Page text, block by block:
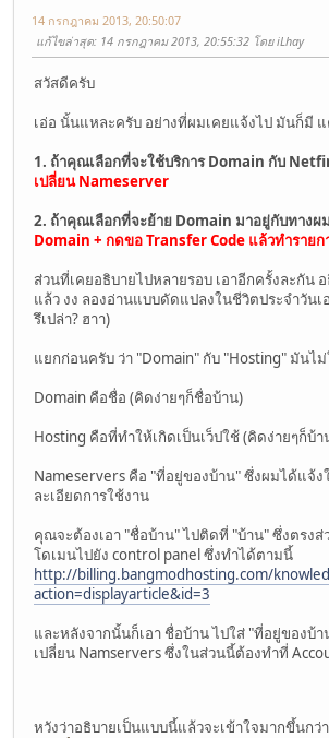
14 กรกฎาคม 2013, 20:50:07
แก้ไขล่าสุด: 14 กรกฎาคม 2013, 20:55:32 โดย iLhay
สวัสดีครับ
เอ่อ นั้นแหละครับ อย่างที่ผมเคยแจ้งไป มันก็มี แ
1. ถ้าคุณเลือกที่จะใช้บริการ Domain กับ
เปลี่ยน Nameserver
2. ถ้าคุณเลือกที่จะย้าย Domain มาอยู่กับทางผ
Domain + กดขอ Transfer Code แล้วทำรายก
ส่วนที่เคยอธิบายไปหลายรอบ เอาอีกครั้งละกัน
แล้ว งง ลองอ่านแบบดัดแปลงในชีวิตประจำวันเ
รึเปล่า? ฮาา)
แยกก่อนครับ ว่า "Domain" กับ "Hosting" มันไ
Domain คือชื่อ (คิดง่ายๆก็ชื่อบ้าน)
Hosting คือที่ทำให้เกิดเป็นเว็ปใช้ (คิดง่ายๆก็บ้า
Nameservers คือ "ที่อยู่ของบ้าน" ซึ่งผมได้แจ้ง
ละเอียดการใช้งาน
คุณจะต้องเอา "ชื่อบ้าน" ไปติดที่ "บ้าน" ซึ่งตรง
โดเมนไปยัง control panel ซึ่งทำได้ตามนี้
http://billing.bangmodhosting.com/
action=displayarticle&id=3
และหลังจากนั้นก็เอา ชื่อบ้าน ไปใส่ "ที่อยู่ของบ้
เปลี่ยน Namservers ซึ่งในส่วนนี้ต้องทำที่
หวังว่าอธิบายเป็นแบบนี้แล้วจะเข้าใจมากขึ้นกว่